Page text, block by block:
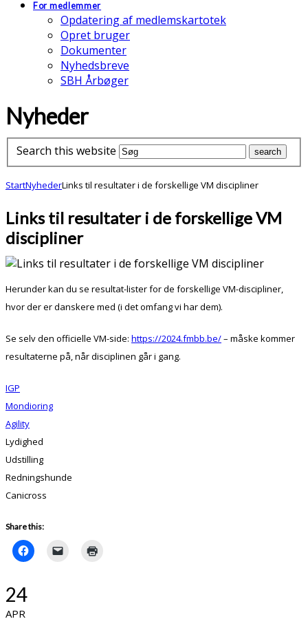
For medlemmer
Opdatering af medlemskartotek
Opret bruger
Dokumenter
Nyhedsbreve
SBH Årbøger
Nyheder
Search this website
StartNyhederLinks til resultater i de forskellige VM discipliner
Links til resultater i de forskellige VM
discipliner
Herunder kan du se resultat-lister for de forskellige VM-discipliner,
hvor der er danskere med (i det omfang vi har dem).
Se selv den officielle VM-side: https://2024.fmbb.be/– måske kommer
resultaterne på, når disciplinen går i gang.
IGP
Mondioring
Agility
Lydighed
Udstilling
Redningshunde
Canicross
Share this:
24
APR